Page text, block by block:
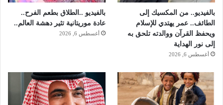
بالفيديو.. من المكسيك إلى
الطائف.. عمر يهتدي للإسلام
ويحفظ القرآن ووالدته تلحق به
إلى نور الهداية
أغسطس 6, 2026
بالفيديو ..الطلاق بطعم الفرح..
عادة موريتانية تثير دهشة العالم..
أغسطس 6, 2026